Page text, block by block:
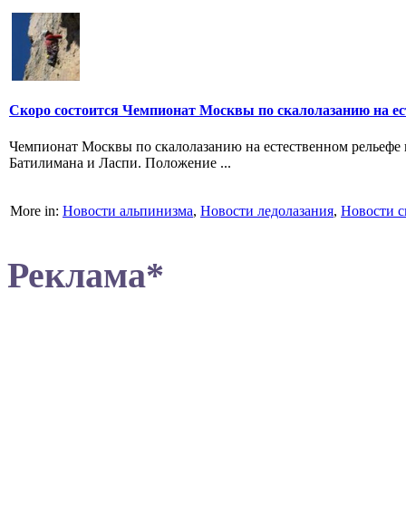
Скоро состоится Чемпионат Москвы по скалолазанию на
Чемпионат Москвы по скалолазанию на естественном
Батилимана и Ласпи. Положение ...
More in: Новости альпинизма, Новости ледолазания, Новости
Реклама*